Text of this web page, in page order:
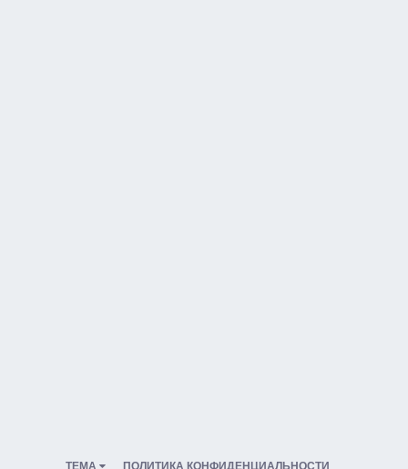
ТЕМА ПОЛИТИКА КОНФИДЕНЦИАЛЬНОСТИ